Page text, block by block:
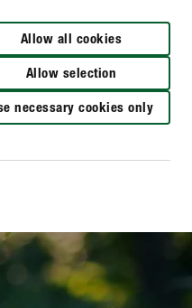
Allow all cookies
Allow selection
necessary cookies only
un distribuidor